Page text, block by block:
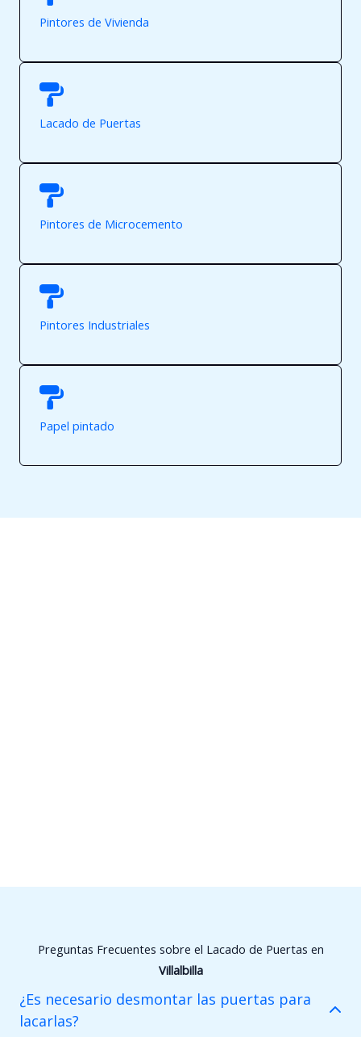
Pintores de Vivienda
Lacado de Puertas
Pintores de Microcemento
Pintores Industriales
Papel pintado
Preguntas Frecuentes sobre el Lacado de Puertas en
Villalbilla
¿Es necesario desmontar las puertas para
lacarlas?